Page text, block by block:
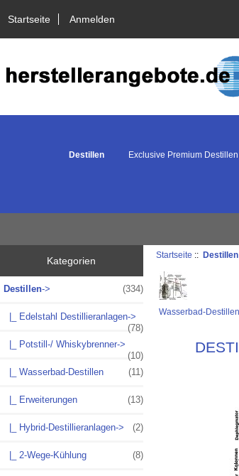
Startseite Anmelden
Destillen Exclusive Premium Destillen
Kategorien
Destillen-> (334)
|_ Edelstahl Destillieranlagen->
(78)
|_ Potstill-/ Whiskybrenner->
(10)
|_ Wasserbad-Destillen
(11)
|_ Erweiterungen (13)
|_ Hybrid-Destillieranlagen-> (2)
|_ 2-Wege-Kühlung (8)
Startseite ::Destillen
Wasserbad-Destillen